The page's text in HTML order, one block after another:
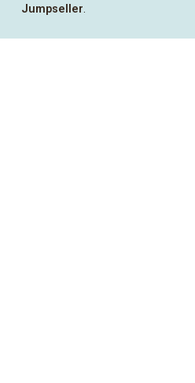
Jumpseller.